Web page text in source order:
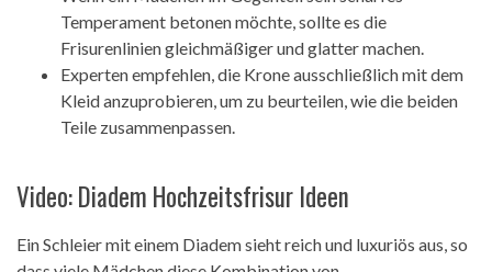
Temperament betonen möchte, sollte es die
Frisurenlinien gleichmäßiger und glatter machen.
Experten empfehlen, die Krone ausschließlich mit dem
Kleid anzuprobieren, um zu beurteilen, wie die beiden
Teile zusammenpassen.
Video: Diadem Hochzeitsfrisur Ideen
Ein Schleier mit einem Diadem sieht reich und luxuriös aus, so